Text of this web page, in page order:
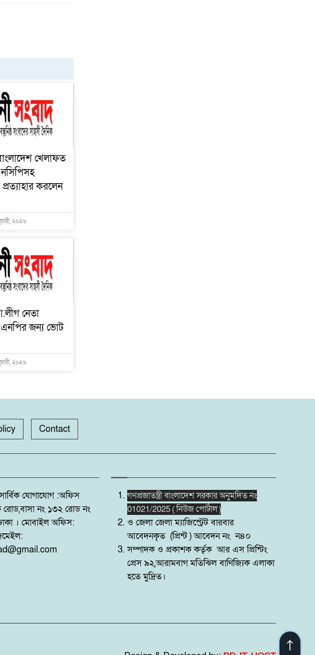
খেলাফত
করলেন
২০২৬
নেতা
জন্য ভোট
২০২৬
Contact
যোগাযোগ :অফিস
রোড,বাসা নং ১৩২ রোড নং
ঢাকা । মোবাইল অফিস:
গণপ্রজাতন্ত্রী বাংলাদেশ সরকার অনুমদিত নং
01021/2025 ( নিউজ পোর্টাল )
ও জেলা জেলা ম্যাজিস্ট্রেট বারবার
আবেদনকৃত (প্রিন্ট ) আবেদন নং ন৪০
সম্পাদক ও প্রকাশক কর্তৃক আর এস প্রিন্টিং
প্রেস ৯২,আরামবাগ মতিঝিল বাণিজ্যিক এলাকা
হতে মুদ্রিত।